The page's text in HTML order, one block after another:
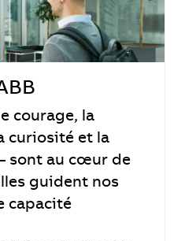
courage, la
curiosité et la
sont au cœur de
guident nos
capacité